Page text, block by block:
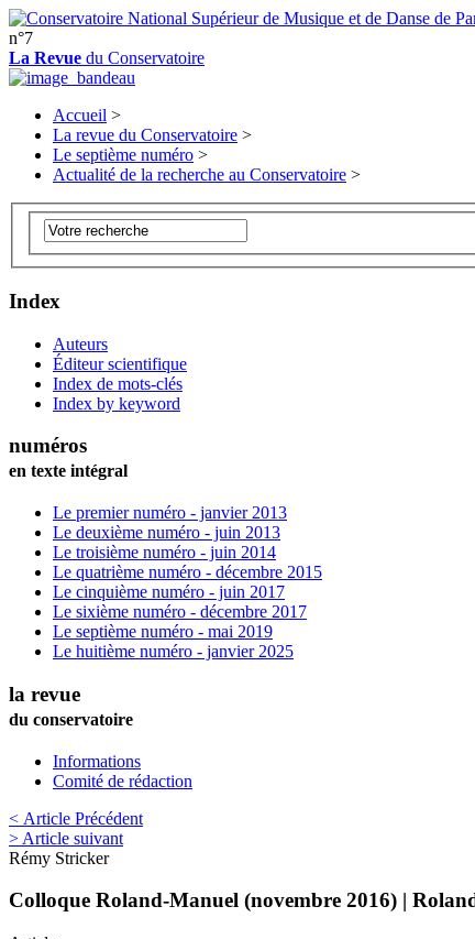
n°7
La Revue du Conservatoire
Accueil >
La revue du Conservatoire >
Le septième numéro >
Actualité de la recherche au Conservatoire >
Index
Auteurs
Éditeur scientifique
Index de mots-clés
Index by keyword
numéros
en texte intégral
Le premier numéro - janvier 2013
Le deuxième numéro - juin 2013
Le troisième numéro - juin 2014
Le quatrième numéro - décembre 2015
Le cinquième numéro - juin 2017
Le sixième numéro - décembre 2017
Le septième numéro - mai 2019
Le huitième numéro - janvier 2025
la revue
du conservatoire
Informations
Comité de rédaction
< Article Précédent
> Article suivant
Rémy Stricker
Colloque Roland-Manuel (novembre 2016) |